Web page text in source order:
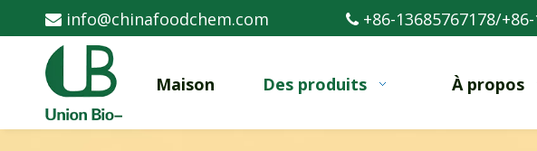
 info@chinafoodchem.com  +86-13685767178/
Maison Des produits À propos